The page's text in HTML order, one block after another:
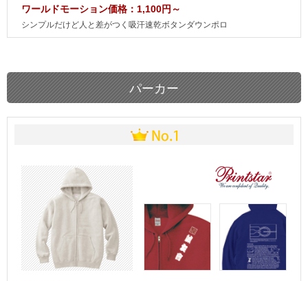
ワールドモーション価格：1,100円～
シンプルだけど人と差がつく吸汗速乾ボタンダウンポロ
パーカー